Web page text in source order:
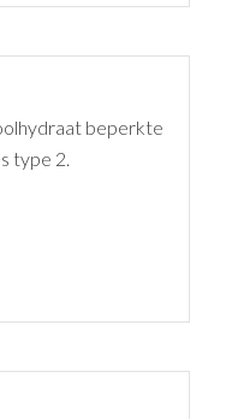
beperkte
type 2.